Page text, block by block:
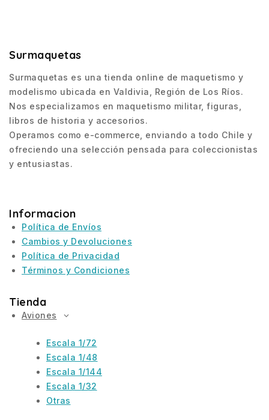
Surmaquetas
Surmaquetas es una tienda online de maquetismo y
modelismo ubicada en Valdivia, Región de Los Ríos.
Nos especializamos en maquetismo militar, figuras,
libros de historia y accesorios.
Operamos como e-commerce, enviando a todo Chile y
ofreciendo una selección pensada para coleccionistas
y entusiastas.
Informacion
Política de Envíos
Cambios y Devoluciones
Política de Privacidad
Términos y Condiciones
Tienda
Aviones
Escala 1/72
Escala 1/48
Escala 1/144
Escala 1/32
Otras